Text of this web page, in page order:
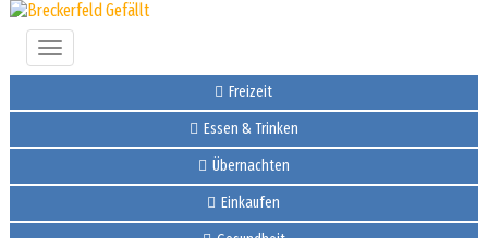
Toggle
navigation
Freizeit
Essen & Trinken
Übernachten
Einkaufen